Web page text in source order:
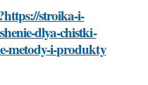
stroika-i-
dlya-chistki-
metody-i-produkty